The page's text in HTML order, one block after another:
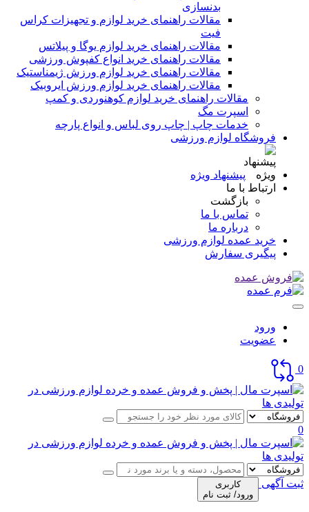
بدنسازی
مقالات راهنمای خرید لوازم و تجهیزات کراس
فیت
مقالات راهنمای خرید لوازم یوگا و پیلاتس
مقالات راهنمای خرید انواع کفپوش ورزشی
مقالات راهنمای خرید لوازم ورزش ژیمناستیک
مقالات راهنمای خرید لوازم ورزش ایروبیک
مقالات راهنمای خرید لوازم کوهنوردی و کمپ
اسپرت مگ
خدمات چاپ | چاپ روی لباس و انواع پارچه
فروشگاه لوازم ورزشی
پیشنهاد ویژه
ارتباط با ما
بازگشت
تماس با ما
درباره ما
خرید عمده لوازم ورزشی
پیگیری سفارش
ورود
عضویت
0
0
ثبت آگهی
کاربری
ورود/ ثبت نام